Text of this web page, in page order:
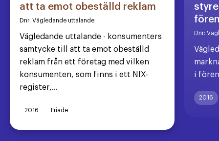
att ta emot obeställd reklam
Dnr: Vägledande uttalande
Vägledande uttalande - konsumenters
samtycke till att ta emot obeställd
reklam från ett företag med vilken
konsumenten, som finns i ett NIX-
register,...
2016 Friade
Dnr:
i
2016